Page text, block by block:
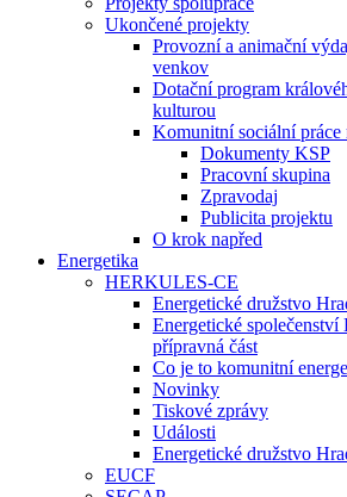
Ukončené projekty
Provozní a animační
venkov
Dotační program
kulturou
Komunitní sociální práce
Dokumenty KSP
Pracovní skupina
Zpravodaj
Publicita projektu
O krok napřed
Energetika
HERKULES-CE
Energetické družstvo
Energetické
přípravná část
Co je to komunitní
Novinky
Tiskové zprávy
Události
Energetické družstvo
EUCF